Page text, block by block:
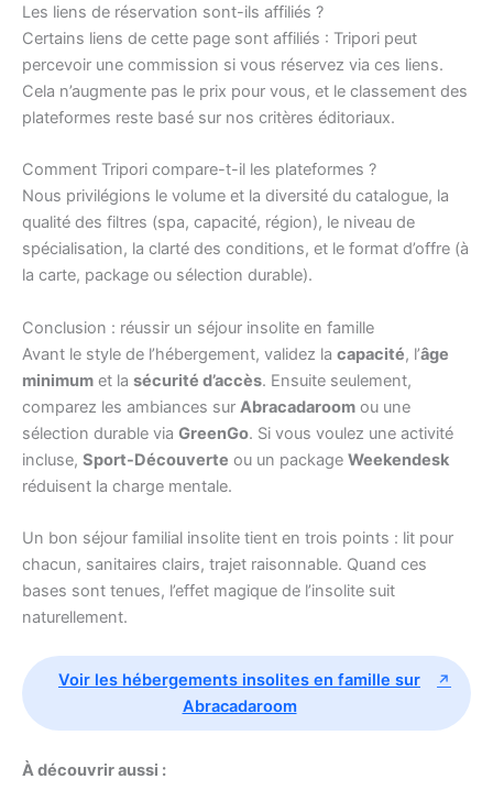
Les liens de réservation sont-ils affiliés ?
Certains liens de cette page sont affiliés : Tripori peut
percevoir une commission si vous réservez via ces liens.
Cela n’augmente pas le prix pour vous, et le classement des
plateformes reste basé sur nos critères éditoriaux.
Comment Tripori compare-t-il les plateformes ?
Nous privilégions le volume et la diversité du catalogue, la
qualité des filtres (spa, capacité, région), le niveau de
spécialisation, la clarté des conditions, et le format d’offre (à
la carte, package ou sélection durable).
Conclusion : réussir un séjour insolite en famille
Avant le style de l’hébergement, validez la capacité, l’âge
minimum et la sécurité d’accès. Ensuite seulement,
comparez les ambiances sur Abracadaroom ou une
sélection durable via GreenGo. Si vous voulez une activité
incluse, Sport-Découverte ou un package Weekendesk
réduisent la charge mentale.
Un bon séjour familial insolite tient en trois points : lit pour
chacun, sanitaires clairs, trajet raisonnable. Quand ces
bases sont tenues, l’effet magique de l’insolite suit
naturellement.
Voir les hébergements insolites en famille sur
Abracadaroom
À découvrir aussi :